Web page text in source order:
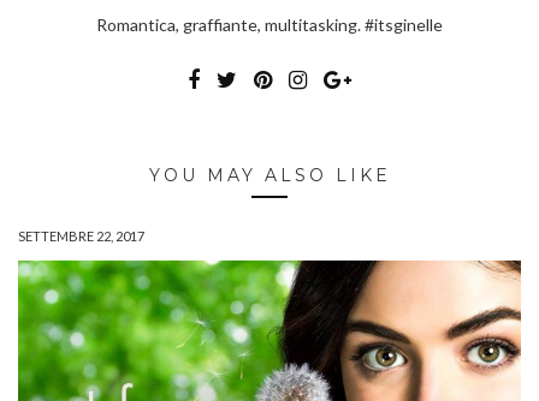
Romantica, graffiante, multitasking. #itsginelle
YOU MAY ALSO LIKE
SETTEMBRE 22, 2017